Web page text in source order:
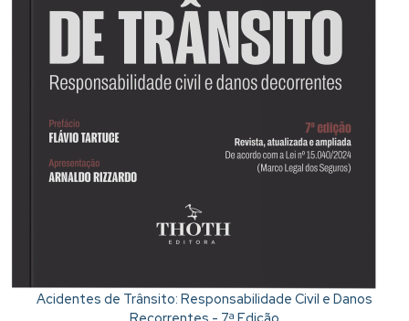
Acidentes de Trânsito: Responsabilidade Civil e Danos